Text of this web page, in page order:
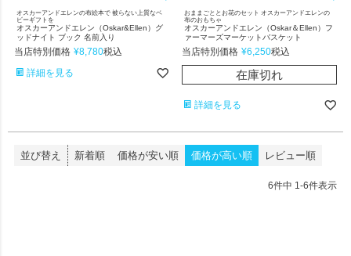
オスカーアンドエレンの布絵本で 被らない上質なベ
ビーギフトを
オスカーアンドエレン（Oskar&Ellen）グ
ッドナイト ブック 名前入り
当店特別価格 ¥8,780税込
詳細を見る
おままごととお花のセット オスカーアンドエレンの
布のおもちゃ
オスカーアンドエレン（Oskar＆Ellen）フ
ァーマーズマーケットバスケット
当店特別価格 ¥6,250税込
在庫切れ
詳細を見る
並び替え 新着順 価格が安い順 価格が高い順 レビュー順
6件中 1-6件表示